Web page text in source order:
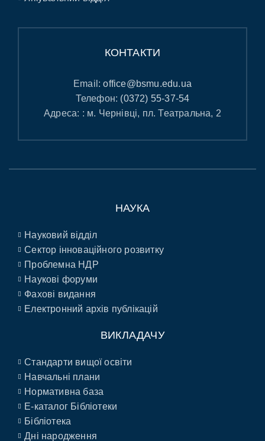
КОНТАКТИ
Email:office@bsmu.edu.ua
Телефон: (0372) 55-37-54
Адреса: : м. Чернівці, пл. Театральна, 2
НАУКА
Науковий відділ
Сектор інноваційного розвитку
Проблемна НДР
Наукові форуми
Фахові видання
Електронний архів публікацій
ВИКЛАДАЧУ
Стандарти вищої освіти
Навчальні плани
Нормативна база
E-каталог Бібліотеки
Бібліотека
Дні народження